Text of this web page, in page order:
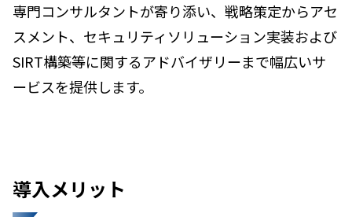
専門コンサルタントが寄り添い、戦略策定からアセ
スメント、セキュリティソリューション実装および
SIRT構築等に関するアドバイザリーまで幅広いサ
ービスを提供します。
導入メリット